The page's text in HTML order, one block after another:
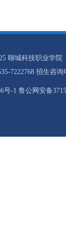
聊城科技职业学院
7222768 招生咨询
号-1 鲁公网安备